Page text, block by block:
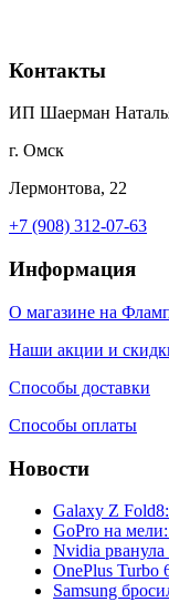
Контакты
ИП Шаерман
г. Омск
Лермонтова, 22
+7 (908) 312-07-63
Информация
О магазине на
Наши акции и
Способы доставки
Способы оплаты
Новости
Galaxy Z
GoPro на
Nvidia
OnePlus
Samsung